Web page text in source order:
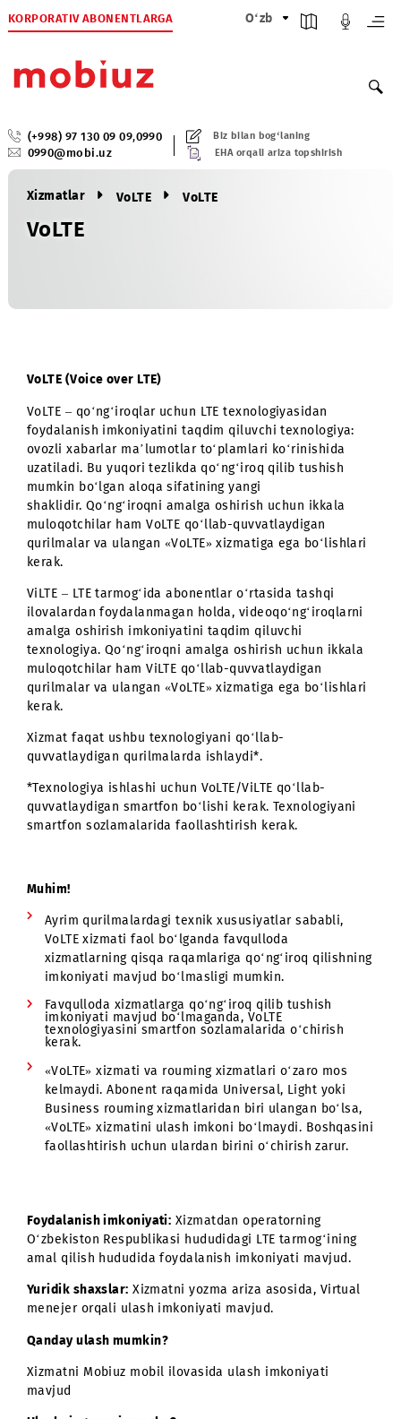
KORPORATIV ABONENTLARGA O‘zb
(+998) 97 130 09 09
0990@mobi.uz
Biz bilan bog‘laning
VoLTE (Voice over LTE)
VoLTE – qo‘ng‘iroqlar uchun LTE texnologiyasidan
foydalanish imkoniyatini taqdim qiluvchi texnologiya:
ovozli xabarlar ma’lumotlar to‘plamlari ko‘rinishida
uzatiladi. Bu yuqori tezlikda qo‘ng‘iroq qilib tushish
mumkin bo‘lgan aloqa sifatining yangi
shaklidir. Qo‘ng‘iroqni amalga oshirish uchun ikkala
qurilmalar va ulangan «VoLTE» xizmatiga ega
kerak.
ViLTE – LTE tarmog‘ida abonentlar o‘rtasida tashqi
ilovalardan foydalanmagan holda,
amalga oshirish imkoniyatini taqdim qiluvchi
muloqotchilar ham ViLTE qo‘llab-quvvatlaydigan
qurilmalar va ulangan «VoLTE» xizmatiga ega
kerak.
Xizmat faqat ushbu texnologiyani qo‘llab-
quvvatlaydigan smartfon bo‘lishi kerak. Texnologiyani
smartfon sozlamalarida faollashtirish kerak.
Ayrim qurilmalardagi texnik xususiyatlar sababli,
VoLTE xizmati faol bo‘lganda favqulloda
xizmatlarning qisqa raqamlariga qo‘ng‘iroq
imkoniyati mavjud bo‘lmasligi mumkin.
Favqulloda xizmatlarga qo‘ng‘iroq qilib tushish
imkoniyati mavjud bo‘lmaganda, VoLTE
texnologiyasini smartfon sozlamalarida o‘chirish
kelmaydi. Abonent raqamida Universal, Light yoki
Business rouming xizmatlaridan biri ulangan
«VoLTE» xizmatini ulash imkoni bo‘lmaydi.
O‘zbekiston Respublikasi hududidagi LTE tarmog‘ining
amal qilish hududida foydalanish imkoniyati mavjud.